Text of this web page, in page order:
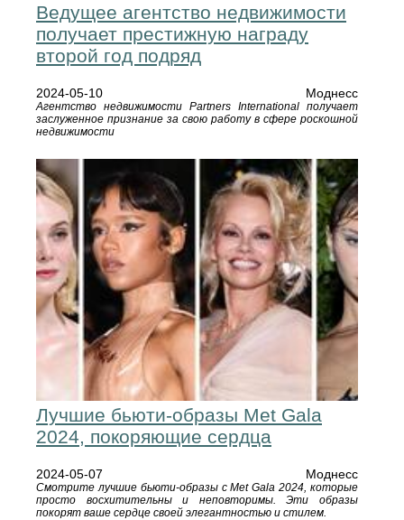
Ведущее агентство недвижимости
получает престижную награду
второй год подряд
2024-05-10 Моднесс
Агентство недвижимости Partners International получает
заслуженное признание за свою работу в сфере роскошной
недвижимости
Лучшие бьюти-образы Met Gala
2024, покоряющие сердца
2024-05-07 Моднесс
Смотрите лучшие бьюти-образы с Met Gala 2024, которые
просто восхитительны и неповторимы. Эти образы
покорят ваше сердце своей элегантностью и стилем.